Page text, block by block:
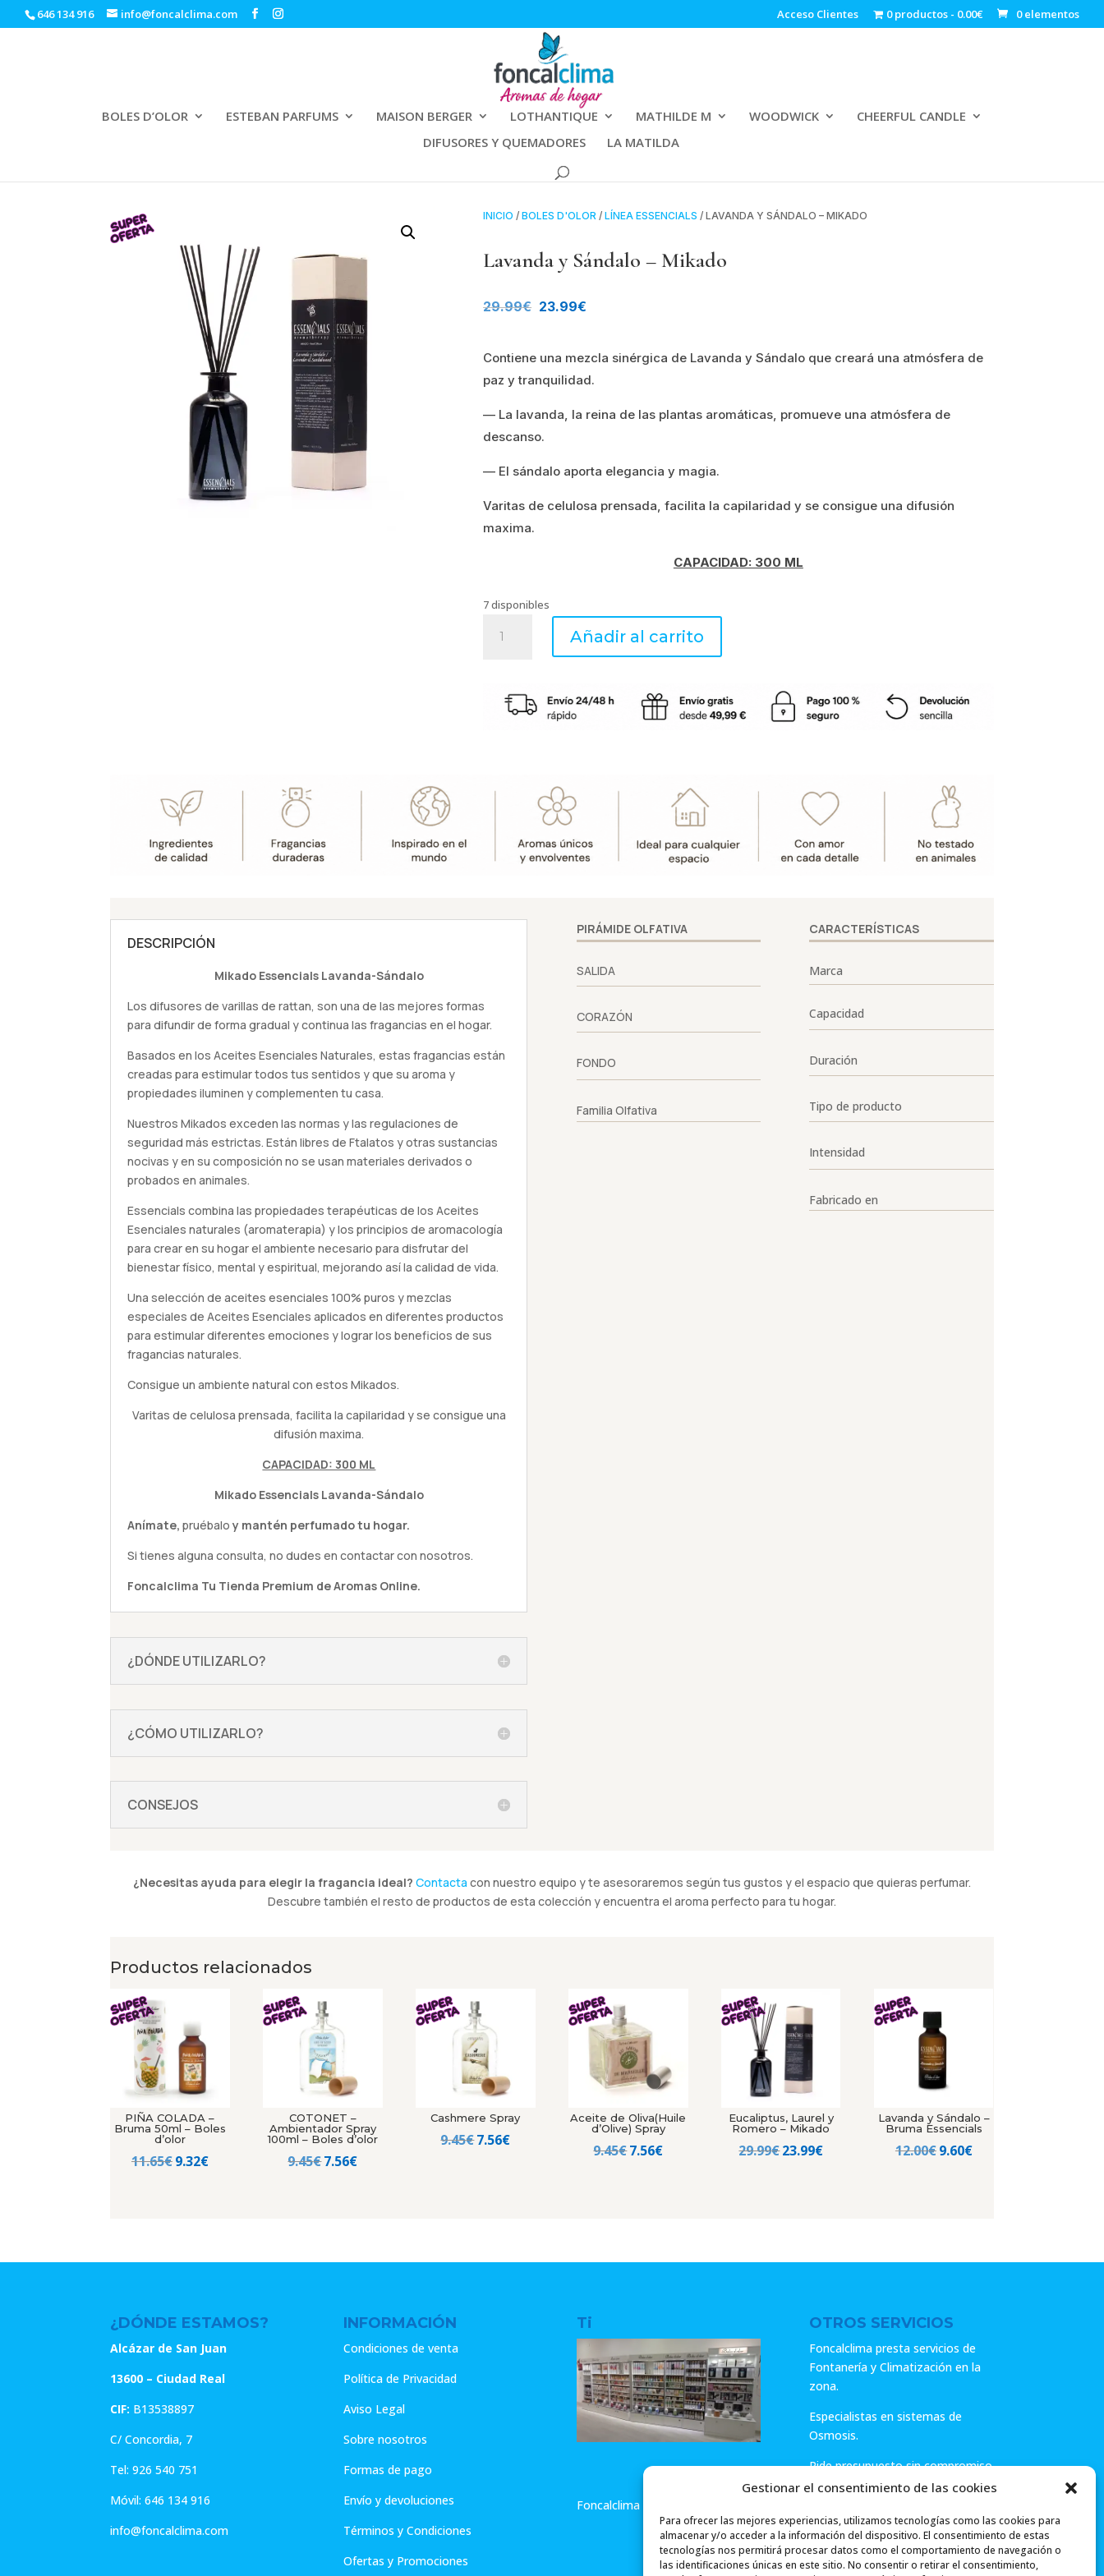
Gestionar el consentimiento de las cookies
Para ofrecer las mejores experiencias, utilizamos tecnologías como las cookies para
almacenar y/o acceder a la información del dispositivo. El consentimiento de estas
tecnologías nos permitirá procesar datos como el comportamiento de navegación o
las identificaciones únicas en este sitio. No consentir o retirar el consentimiento,
646 134 916 info@foncalclima.com Acceso Clientes 0 productos 0.00€ 0 elementos
BOLES D’OLOR ESTEBAN PARFUMS MAISON BERGER LOTHANTIQUE MATHILDE M WOODWICK
CHEERFUL CANDLE
DIFUSORES Y QUEMADORES
LA MATILDA
INICIO /BOLES D'OLOR /LÍNEA ESSENCIALS / LAVANDA Y SÁNDALO – MIKADO
Lavanda y Sándalo – Mikado
29.99€ El
original
29.99€.
23.99€
actual
Contiene una mezcla sinérgica de Lavanda y Sándalo que creará una atmósfera de
paz y tranquilidad.
— La lavanda, la reina de las plantas aromáticas, promueve una atmósfera de
descanso.
— El sándalo aporta elegancia y magia.
Varitas de celulosa prensada, facilita la capilaridad y se consigue una difusión
maxima.
CAPACIDAD: 300 ML
7 disponibles
Mikado
cantidad
Añadir al carrito
DESCRIPCIÓN
Mikado Essencials Lavanda-Sándalo
Los difusores de varillas de rattan, son una de las mejores formas
para difundir de forma gradual y continua las fragancias en el hogar.
Basados en los Aceites Esenciales Naturales, estas fragancias están
creadas para estimular todos tus sentidos y que su aroma y
propiedades iluminen y complementen tu casa.
Nuestros Mikados exceden las normas y las regulaciones de
seguridad más estrictas. Están libres de Ftalatos y otras sustancias
nocivas y en su composición no se usan materiales derivados o
probados en animales.
Essencials combina las propiedades terapéuticas de los Aceites
Esenciales naturales (aromaterapia) y los principios de aromacología
para crear en su hogar el ambiente necesario para disfrutar del
bienestar físico, mental y espiritual, mejorando así la calidad de vida.
Una selección de aceites esenciales 100% puros y mezclas
especiales de Aceites Esenciales aplicados en diferentes productos
para estimular diferentes emociones y lograr los beneficios de sus
fragancias naturales.
Consigue un ambiente natural con estos Mikados.
Varitas de celulosa prensada, facilita la capilaridad y se consigue una
difusión maxima.
CAPACIDAD: 300 ML
Mikado Essencials Lavanda-Sándalo
Anímate,pruébalo y mantén perfumado tu hogar.
Si tienes algunaconsulta, no dudes en contactar con nosotros.
Foncalclima Tu Tienda Premium de Aromas Online.
¿DÓNDE UTILIZARLO?
¿CÓMO UTILIZARLO?
CONSEJOS
PIRÁMIDE OLFATIVA
SALIDA
CORAZÓN
FONDO
Familia Olfativa
CARACTERÍSTICAS
Marca
Capacidad
Duración
Tipo de producto
Intensidad
Fabricado en
¿Necesitas ayuda para elegir la fragancia ideal? Contacta con nuestro equipo y te asesoraremos según tus gustos y el espacio que quieras perfumar.
Descubre también el resto de productos de esta colección y encuentra el aroma perfecto para tu hogar.
Productos relacionados
PIÑA COLADA –
Bruma 50ml – Boles
d’olor
11.65€El
9.32€El
COTONET –
Ambientador Spray
100ml – Boles d’olor
9.45€El
7.56€El
Cashmere Spray
9.45€El
7.56€El
Aceite de Oliva(Huile
d’Olive) Spray
9.45€El
7.56€El
Eucaliptus, Laurel y
Romero – Mikado
29.99€El
23.99€El
Lavanda y Sándalo –
Bruma Essencials
12.00€El
9.60€El
¿DÓNDE ESTAMOS?
Alcázar de San Juan
13600 – Ciudad Real
CIF: B13538897
C/ Concordia, 7
Tel:926 540 751
Móvil:646 134 916
info@foncalclima.com
INFORMACIÓN
Condiciones de venta
Política de Privacidad
Aviso Legal
Sobre nosotros
Formas de pago
Envío y devoluciones
Términos y Condiciones
Ofertas y Promociones
Ti
Foncalclima - Aromas de Hogar
OTROS SERVICIOS
Foncalclima presta servicios de
Fontanería y Climatización en la
zona.
Especialistas en sistemas de
Osmosis.
Pide presupuesto sin compromiso
o llámanos y haz tu consulta.